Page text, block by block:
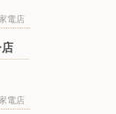
電店
電店